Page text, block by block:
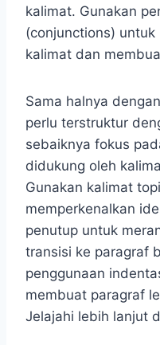
kalimat. Gunakan
(conjunctions)
kalimat dan
Sama halnya
perlu terstruktur
sebaiknya fokus
didukung oleh
Gunakan kalimat
memperkenalkan
penutup untuk
transisi ke paragraf
penggunaan
membuat paragraf
Jelajahi lebih lanjut